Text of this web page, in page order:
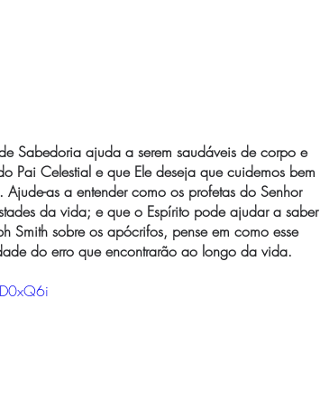
Sabedoria ajuda a serem saudáveis de corpo e
Pai Celestial e que Ele deseja que cuidemos bem
as a entender como os profetas do Senhor
da vida; e que o Espírito pode ajudar a saber
Smith sobre os apócrifos, pense em como esse
do erro que encontrarão ao longo da vida.